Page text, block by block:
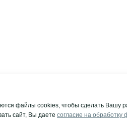
файлы cookies, чтобы сделать Вашу
сайт, Вы даете согласие на обработку